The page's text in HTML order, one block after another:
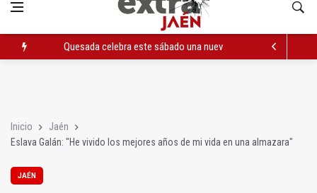
Quesada celebra este sábado una nueva jornada de Orgullo
Inicio
Jaén
Eslava Galán: "He vivido los mejores años de mi vida en una almazara"
JAÉN